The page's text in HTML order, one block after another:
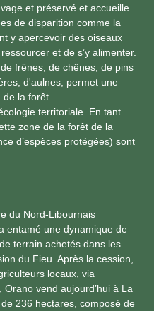
et préservé et accueille
de disparition comme la
y apercevoir des oiseaux
et de s’y alimenter.
frênes, de chênes, de pins
d'aulnes, permet une
la forêt.
territoriale. En tant
zone de la forêt de la
d’espèces protégées) sont
du Nord-Libournais
entamé une dynamique de
terrain achetés dans les
du Fieu. Après la cession,
locaux, via
Orano vend aujourd’hui à La
236 hectares, composé de